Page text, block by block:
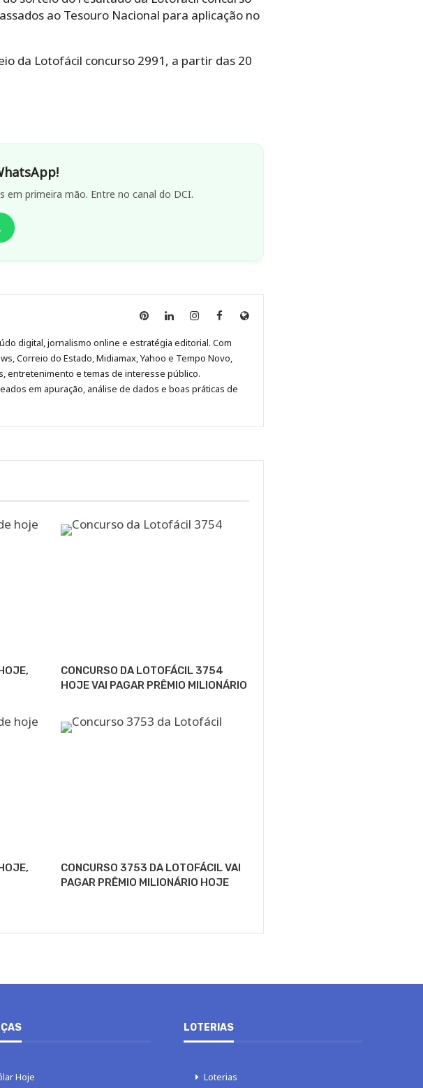
ao Tesouro Nacional para aplicação no
da Lotofácil concurso 2991, a partir das 20
primeira mão. Entre no canal do DCI.
Anny
no
Pinterest
Anny
no
LinkedIn
Anny
no
Instagram
Anny
no
Facebook
Site
digital, jornalismo online e estratégia editorial. Com
Correio do Estado, Midiamax, Yahoo e Tempo Novo,
entretenimento e temas de interesse público.
em apuração, análise de dados e boas práticas de
CONCURSO DA LOTOFÁCIL 3754
HOJE VAI PAGAR PRÊMIO MILIONÁRIO
CONCURSO 3753 DA LOTOFÁCIL VAI
PAGAR PRÊMIO MILIONÁRIO HOJE
Hoje
LOTERIAS
Loterias